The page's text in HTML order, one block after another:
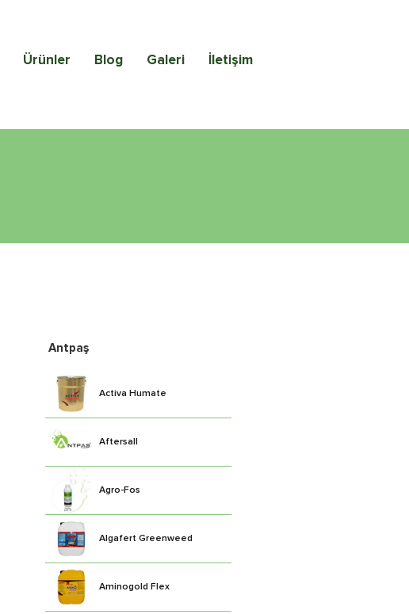
Ürünler Blog Galeri İletişim
Antpaş
Activa Humate
Aftersall
Agro-Fos
Algafert Greenweed
Aminogold Flex